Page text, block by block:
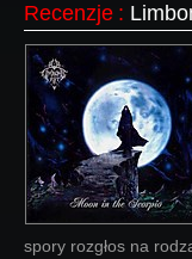
Recenzje :
spory rozgłos na